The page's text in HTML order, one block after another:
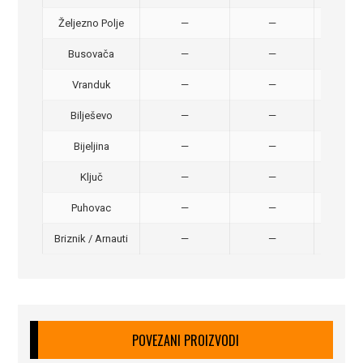
Željezno Polje — —
Busovača — —
Vranduk — —
Bilješevo — —
Bijeljina — —
Ključ — —
Puhovac — —
Briznik / Arnauti — —
POVEZANI PROIZVODI